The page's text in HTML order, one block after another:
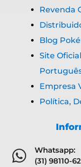
Revenda
Blog
Site
Empresa
Política,
Whatsapp:
(31) 98110-